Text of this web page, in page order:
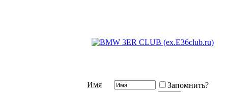
Имя
Запомнить?